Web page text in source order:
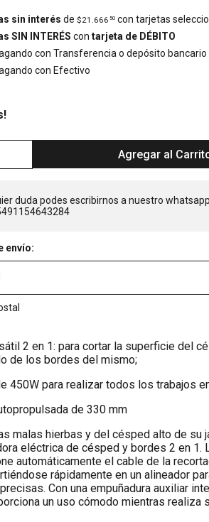
sin interés de $21.666 50 con tarjetas
SIN INTERÉS con tarjeta de DÉBITO
con Transferencia o depósito bancario
con Efectivo
Agregar al
duda podes escribirnos a nuestro
envío:
2 en 1: para cortar la superficie del
de los bordes del mismo;
450W para realizar todos los trabajos
de 330 mm
malas hierbas y del césped alto de su
eléctrica de césped y bordes 2 en 1.
automáticamente el cable de la
rápidamente en un alineador
Con una empuñadura auxiliar
un uso cómodo mientras realiza